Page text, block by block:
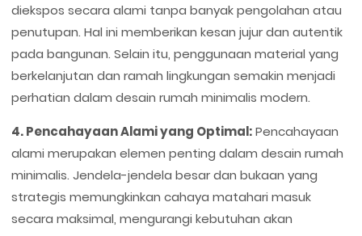
diekspos secara alami tanpa banyak pengolahan atau
penutupan. Hal ini memberikan kesan jujur dan autentik
pada bangunan. Selain itu, penggunaan material yang
berkelanjutan dan ramah lingkungan semakin menjadi
perhatian dalam desain rumah minimalis modern.
4. Pencahayaan Alami yang Optimal:Pencahayaan
alami merupakan elemen penting dalam desain rumah
minimalis. Jendela-jendela besar dan bukaan yang
strategis memungkinkan cahaya matahari masuk
secara maksimal, mengurangi kebutuhan akan